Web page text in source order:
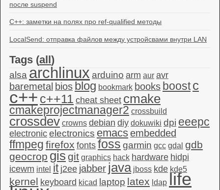
после suspend
C++: заметки на полях про ref-qualified методы
LocalSend: отправка файлов между устройсвами внутри LAN
Tags (all)
alsa archlinux arduino arm aur avr
baremetal bios blog bookmark books boost c
c++c++11 cheat sheet cmake
cmakeprojectmanager2 crossbuild
crossdev crowns debian diy dokuwiki dpi eeepc
electronic electronics emacsembedded
ffmpeg firefox fonts foss garmin gcc gdal gdb
geocrop gis git graphics hack hardware hidpi
icewm intel it j2ee jabber java jboss kde kde5
kernel keyboard kicad laptop latex ldap life